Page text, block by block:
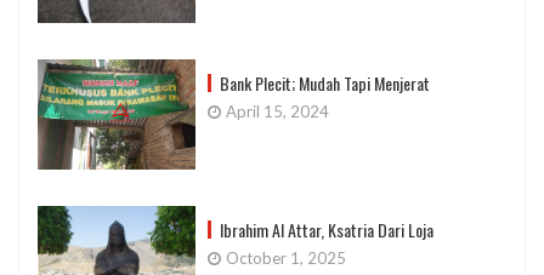
Bank Plecit; Mudah Tapi Menjerat
April 15, 2024
Ibrahim Al Attar, Ksatria Dari Loja
October 1, 2025